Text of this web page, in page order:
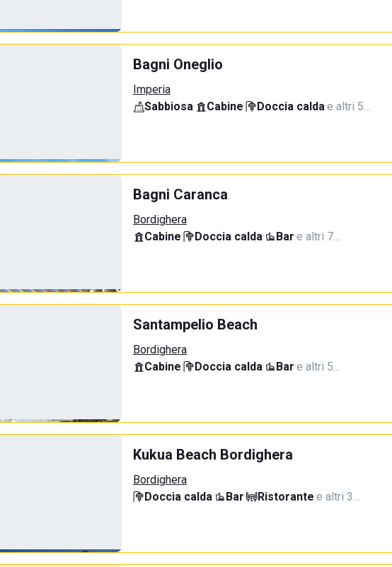
Bagni Oneglio
Imperia
Sabbiosa· Cabine· Doccia calda·e altri 5…
Bagni Caranca
Bordighera
Cabine· Doccia calda· Bar·e altri 7…
Santampelio Beach
Bordighera
Cabine· Doccia calda· Bar·e altri 5…
Kukua Beach Bordighera
Bordighera
Doccia calda· Bar· Ristorante·e altri 3…